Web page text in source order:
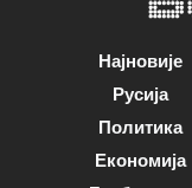
Најновије
Русија
Политика
Економија